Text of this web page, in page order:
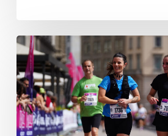
Preparazione
alla
tua
maratona